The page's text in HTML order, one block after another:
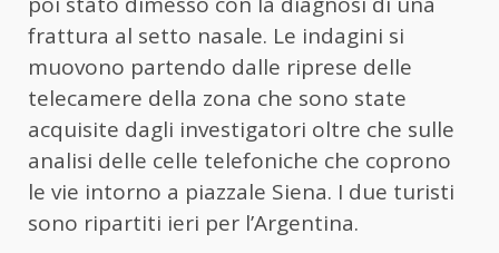
frattura al setto nasale. Le indagini si
muovono partendo dalle riprese delle
telecamere della zona che sono state
acquisite dagli investigatori oltre che sulle
analisi delle celle telefoniche che coprono
le vie intorno a piazzale Siena. I due turisti
sono ripartiti ieri per l’Argentina.